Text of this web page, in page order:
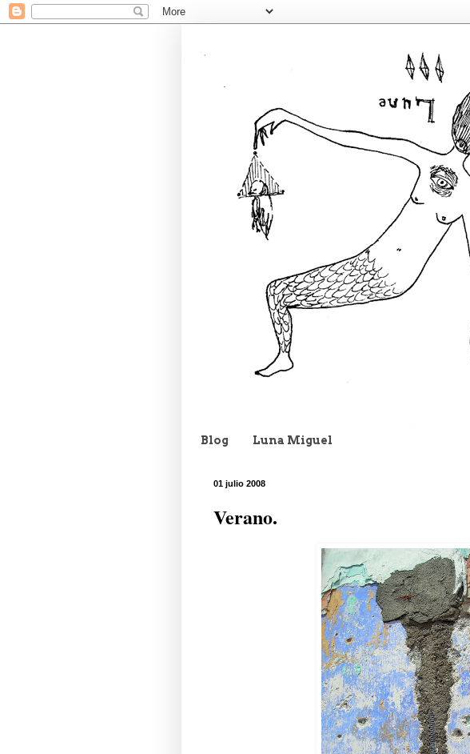
Blog Luna Miguel
01 julio 2008
Verano.